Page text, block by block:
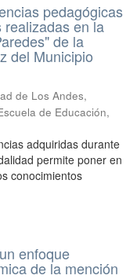
pedagógicas
en la
de la
del Municipio
de Los Andes,
de Educación,
adquiridas durante
permite poner en
conocimientos
enfoque
de la mención